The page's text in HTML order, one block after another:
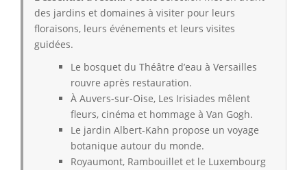
des jardins et domaines à visiter pour leurs
floraisons, leurs événements et leurs visites
guidées.
Le bosquet du Théâtre d’eau à Versailles
rouvre après restauration.
À Auvers-sur-Oise, Les Irisiades mêlent
fleurs, cinéma et hommage à Van Gogh.
Le jardin Albert-Kahn propose un voyage
botanique autour du monde.
Royaumont, Rambouillet et le Luxembourg